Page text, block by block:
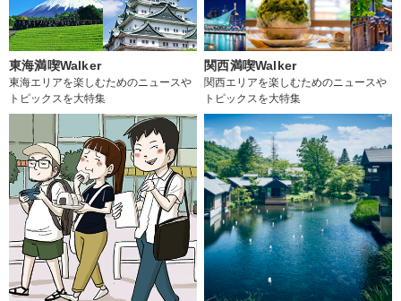
東海満喫Walker
東海エリアを楽しむためのニュースや
トピックスを大特集
関西満喫Walker
関西エリアを楽しむためのニュースや
トピックスを大特集